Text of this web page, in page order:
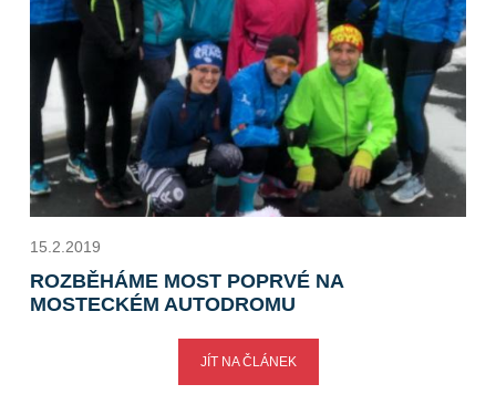
15.2.2019
ROZBĚHÁME MOST POPRVÉ NA
MOSTECKÉM AUTODROMU
JÍT NA ČLÁNEK